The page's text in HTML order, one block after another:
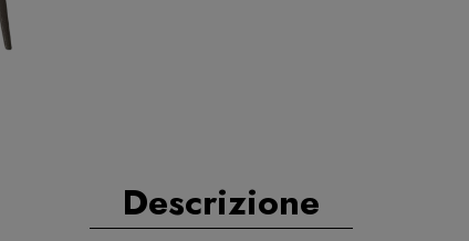
Descrizione